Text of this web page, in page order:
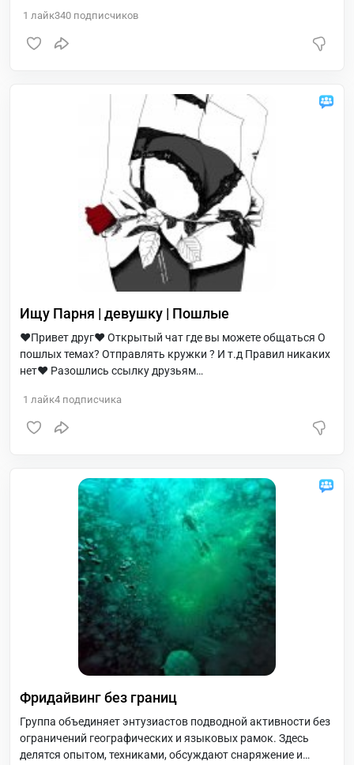
1 лайк340 подписчиков
Ищу Парня | девушку | Пошлые
❤️Привет друг❤️ Открытый чат где вы можете общаться О
пошлых темах? Отправлять кружки ? И т.д Правил никаких
нет❤️ Разошлись ссылку друзьям
1 лайк4 подписчика
Фридайвинг без границ
Группа объединяет энтузиастов подводной активности без
ограничений географических и языковых рамок. Здесь
делятся опытом, техниками, обсуждают снаряжение и